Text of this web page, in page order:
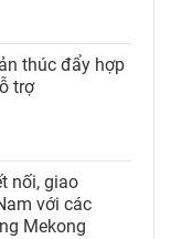
thúc đẩy hợp
trợ
nối, giao
với các
Mekong